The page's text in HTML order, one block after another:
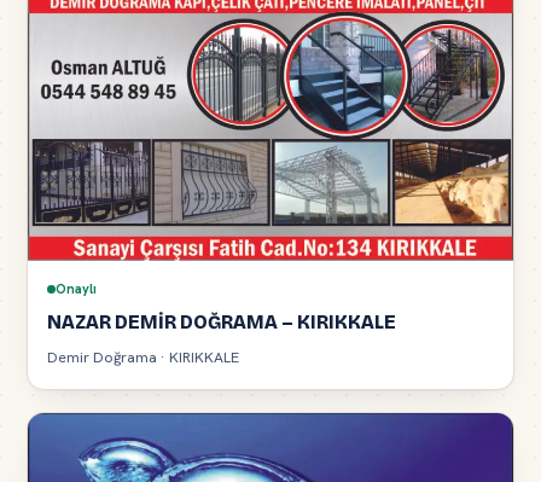
Onaylı
NAZAR DEMİR DOĞRAMA – KIRIKKALE
Demir Doğrama · KIRIKKALE